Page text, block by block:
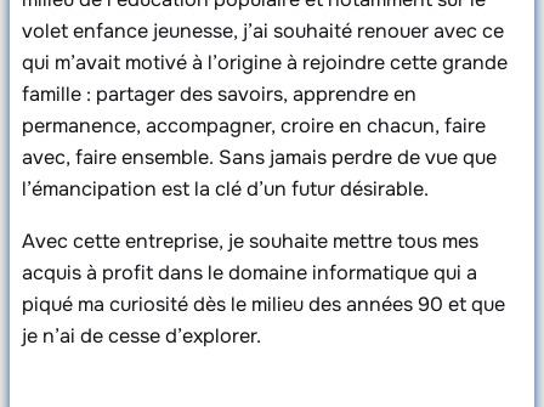
volet enfance jeunesse, j’ai souhaité renouer avec ce
qui m’avait motivé à l’origine à rejoindre cette grande
famille : partager des savoirs, apprendre en
permanence, accompagner, croire en chacun, faire
avec, faire ensemble. Sans jamais perdre de vue que
l’émancipation est la clé d’un futur désirable.
Avec cette entreprise, je souhaite mettre tous mes
acquis à profit dans le domaine informatique qui a
piqué ma curiosité dès le milieu des années 90 et que
je n’ai de cesse d’explorer.